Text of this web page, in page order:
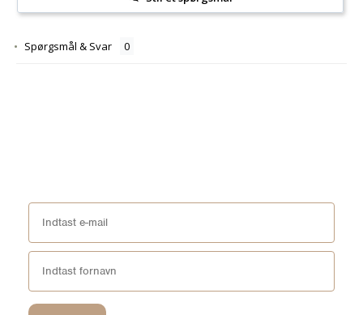
Spørgsmål & Svar